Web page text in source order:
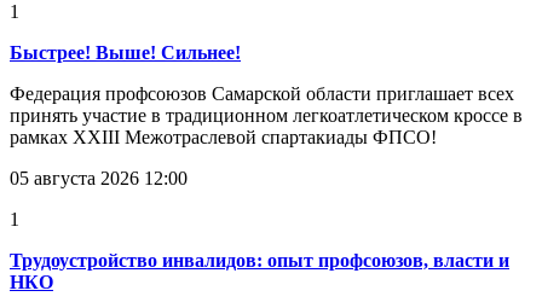
1
Быстрее! Выше! Сильнее!
Федерация профсоюзов Самарской области приглашает всех
принять участие в традиционном легкоатлетическом кроссе в
рамках XXIII Межотраслевой спартакиады ФПСО!
05 августа 2026 12:00
1
Трудоустройство инвалидов: опыт профсоюзов, власти и
НКО